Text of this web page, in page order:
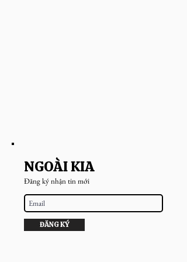
NGOÀI KIA
Đăng ký nhận tin mới
ĐĂNG KÝ